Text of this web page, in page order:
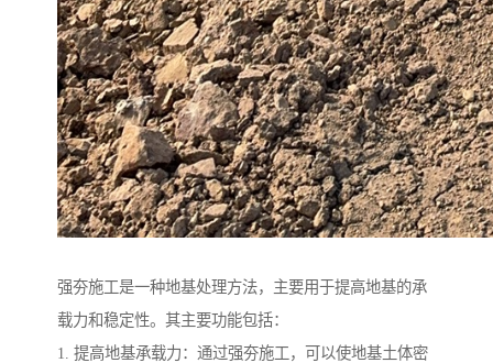
强夯施工是一种地基处理方法，主要用于提高地基的承
载力和稳定性。其主要功能包括：
1. 提高地基承载力：通过强夯施工，可以使地基土体密